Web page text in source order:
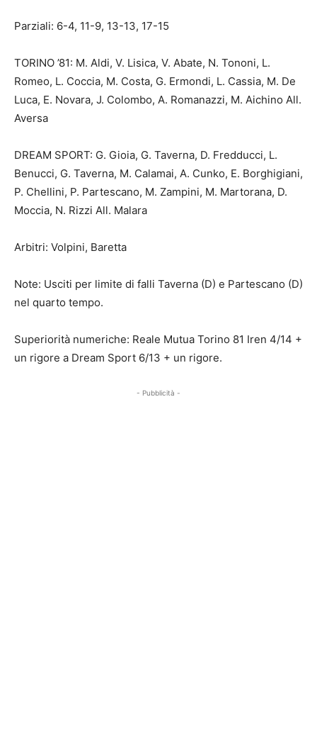
Parziali: 6-4, 11-9, 13-13, 17-15
TORINO ’81: M. Aldi, V. Lisica, V. Abate, N. Tononi, L.
Romeo, L. Coccia, M. Costa, G. Ermondi, L. Cassia, M. De
Luca, E. Novara, J. Colombo, A. Romanazzi, M. Aichino All.
Aversa
DREAM SPORT: G. Gioia, G. Taverna, D. Fredducci, L.
Benucci, G. Taverna, M. Calamai, A. Cunko, E. Borghigiani,
P. Chellini, P. Partescano, M. Zampini, M. Martorana, D.
Moccia, N. Rizzi All. Malara
Arbitri: Volpini, Baretta
Note: Usciti per limite di falli Taverna (D) e Partescano (D)
nel quarto tempo.
Superiorità numeriche: Reale Mutua Torino 81 Iren 4/14 +
un rigore a Dream Sport 6/13 + un rigore.
- Pubblicità -